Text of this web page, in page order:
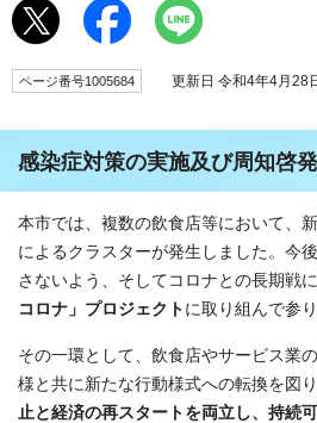
ページ番号1005684 更新日 令和4年4月28
感染症対策の実施及び周知啓
本市では、複数の飲食店等において、
によるクラスターが発生しました。今
さないよう、そしてコロナとの長期戦
コロナ」プロジェクト に取り組んで参り
その一環として、飲食店やサービス業
様と共に新たな行動様式への転換を図り
止と経済の再スタートを両立し、持続